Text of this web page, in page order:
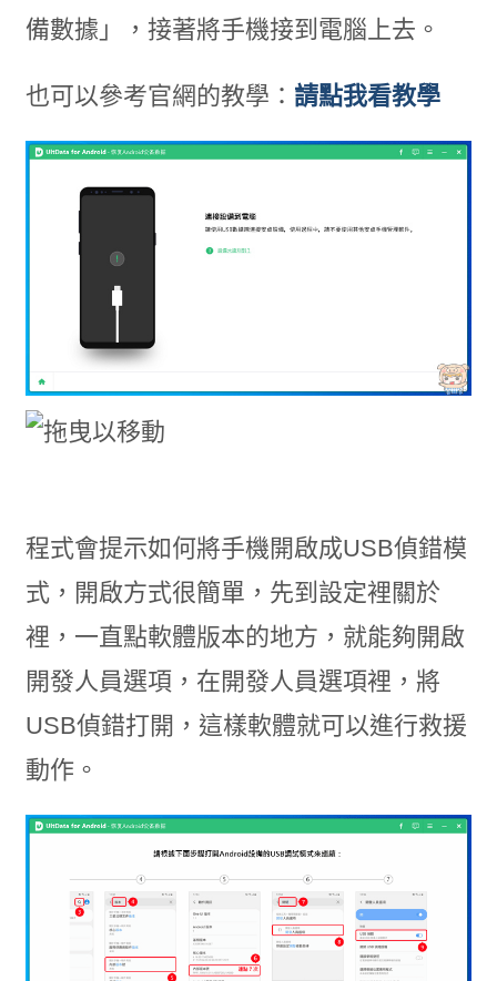
備數據」，接著將手機接到電腦上去。
也可以參考官網的教學： 請點我看教學
程式會提示如何將手機開啟成USB偵錯模
式，開啟方式很簡單，先到設定裡關於
裡，一直點軟體版本的地方，就能夠開啟
開發人員選項，在開發人員選項裡，將
USB偵錯打開，這樣軟體就可以進行救援
動作。